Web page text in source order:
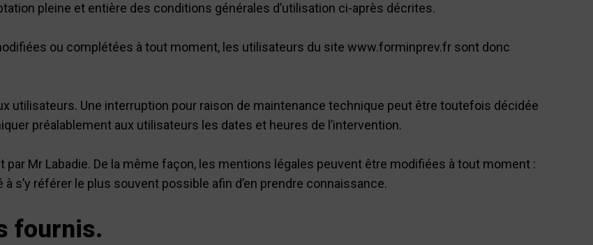
pleine et entière des conditions générales d’utilisation ci-après décrites.
ou complétées à tout moment, les utilisateurs du site www.forminprev.fr sont donc
utilisateurs. Une interruption pour raison de maintenance technique peut être toutefois décidée
préalablement aux utilisateurs les dates et heures de l’intervention.
Mr Labadie. De la même façon, les mentions légales peuvent être modifiées à tout moment :
s’y référer le plus souvent possible afin d’en prendre connaissance.
fournis.